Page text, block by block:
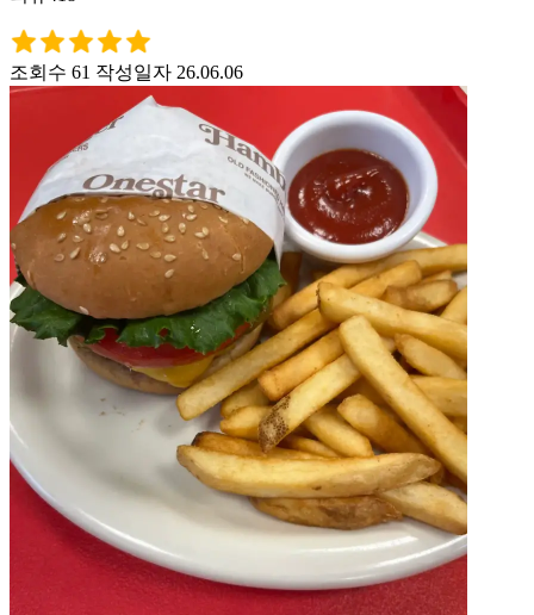
조회수 61 작성일자 26.06.06